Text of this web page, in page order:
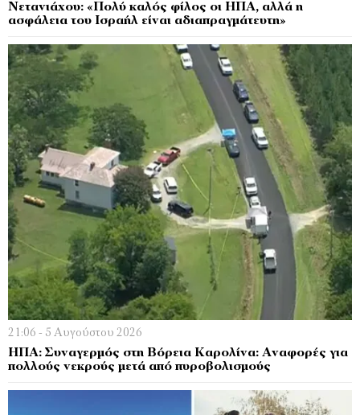
Νετανιάχου: «Πολύ καλός φίλος οι ΗΠΑ, αλλά η
ασφάλεια του Ισραήλ είναι αδιαπραγμάτευτη»
21:06 - 5 Αυγούστου 2026
ΗΠΑ: Συναγερμός στη Βόρεια Καρολίνα: Αναφορές για
πολλούς νεκρούς μετά από πυροβολισμούς